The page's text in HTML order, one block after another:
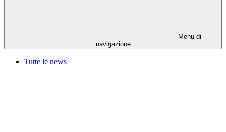
Menu di
navigazione
Tutte le news